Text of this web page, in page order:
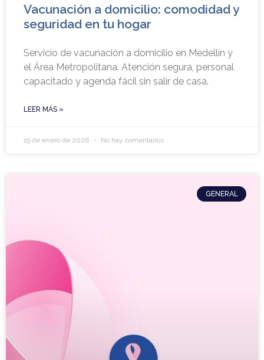
Vacunación a domicilio: comodidad y
seguridad en tu hogar
Servicio de vacunación a domicilio en Medellín y
el Área Metropolitana. Atención segura, personal
capacitado y agenda fácil sin salir de casa.
LEER MÁS »
19 de enero de 2026 No hay comentarios
GENERAL